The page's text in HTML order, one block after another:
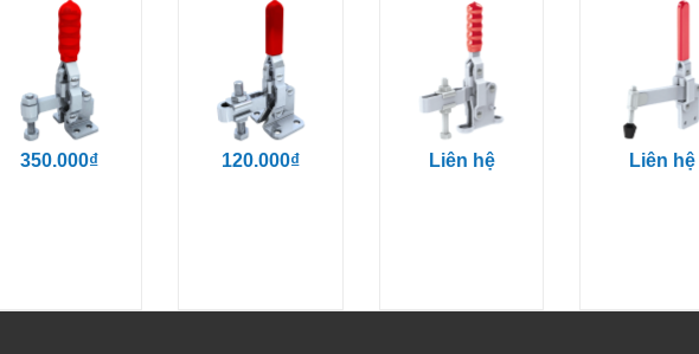
350.000₫ 120.000₫ Liên hệ Liên hệ